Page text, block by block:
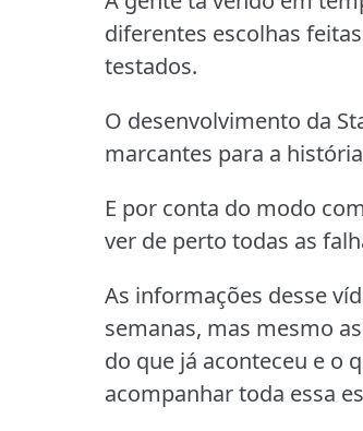
diferentes escolhas
testados.
O desenvolvimento da
marcantes para a
E por conta do modo
ver de perto todas as
As informações desse
semanas, mas mesmo
do que já aconteceu e o
acompanhar toda essa